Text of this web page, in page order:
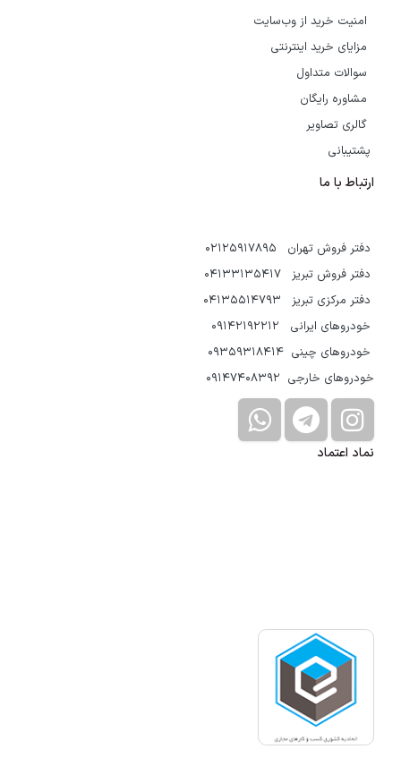
امنیت خرید از وب‌سایت
مزایای خرید اینترنتی
سوالات متداول
مشاوره رایگان
گالری تصاویر
پشتیبانی
ارتباط با ما
دفتر فروش تهران 02125917895
دفتر فروش تبریز 04133135417
دفتر مرکزی تبریز 04135514793
خودروهای ایرانی 09142192212
خودروهای چینی 09359318414
خودروهای خارجی 09147408392
نماد اعتماد